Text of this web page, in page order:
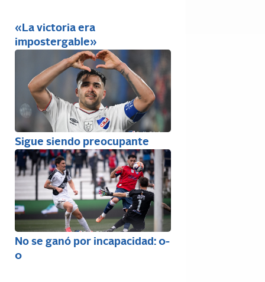
«La victoria era
impostergable»
Sigue siendo preocupante
No se ganó por incapacidad: 0-
0